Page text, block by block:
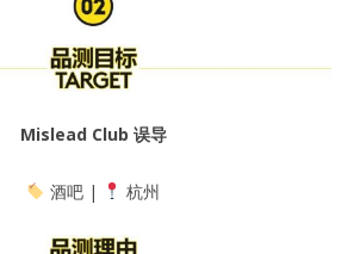
Mislead Club 误导
酒吧 | 杭州